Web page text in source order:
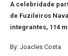
A celebridade
de Fuzileiros
integrantes, 114
By: Joacles Costa